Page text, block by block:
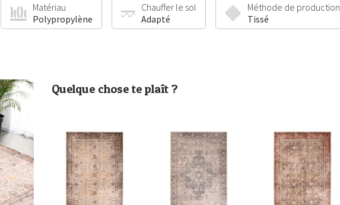
Matériau
Polypropylène
Chauffer le sol
Adapté
Méthode de production
Tissé
Quelque chose te plaît ?